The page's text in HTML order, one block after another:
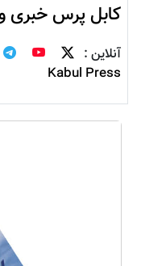
کابل پرس خبری
آنلاین :
Kabul Press